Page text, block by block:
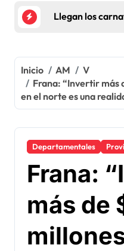
Llegan los
Inicio AM
V
Frana: “Invertir más
en el norte es una
Departamentales
Frana:
más de